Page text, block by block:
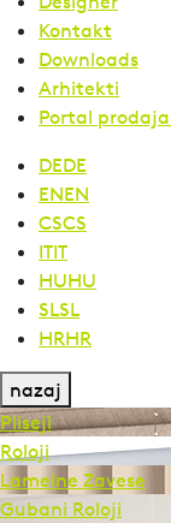
Kontakt
Downloads
Arhitekti
Portal
DEDE
ENEN
CSCS
ITIT
HUHU
SLSL
HRHR
nazaj
Pliseji
Roloji
Lamelne Zavese
Gubani Roloji